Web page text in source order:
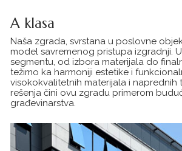
A klasa
Naša zgrada, svrstana u poslovne
model savremenog pristupa izgradnji.
segmentu, od izbora materijala do
težimo ka harmoniji estetike i
visokokvalitetnih materijala i naprednih
rešenja čini ovu zgradu primerom
građevinarstva.